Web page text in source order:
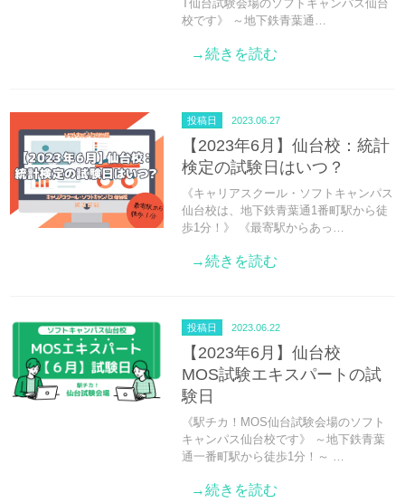
T仙台試験会場のソフトキャンパス仙台
校です》 ～地下鉄青葉通…
→続きを読む
投稿日 2023.06.27
【2023年6月】仙台校：統計
検定の試験日はいつ？
《キャリアスクール・ソフトキャンパス
仙台校は、地下鉄青葉通1番町駅から徒
歩1分！》 《最寄駅からあっ…
→続きを読む
投稿日 2023.06.22
【2023年6月】仙台校
MOS試験エキスパートの試
験日
《駅チカ！MOS仙台試験会場のソフト
キャンパス仙台校です》 ～地下鉄青葉
通一番町駅から徒歩1分！～ …
→続きを読む